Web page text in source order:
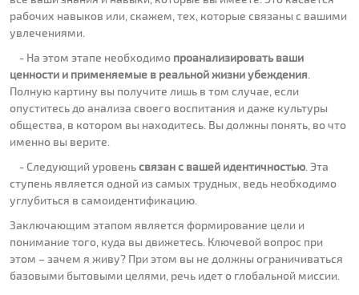
рабочих навыков или, скажем, тех, которые связаны с вашими
увлечениями.
- На этом этапе необходимо проанализировать ваши
ценности и применяемые в реальной жизни убеждения
Полную картину вы получите лишь в том случае, если
опуститесь до анализа своего воспитания и даже культуры
общества, в котором вы находитесь. Вы должны понять, во что
именно вы верите.
- Следующий уровеньсвязан с вашей идентичностью . Эта
ступень является одной из самых трудных, ведь необходимо
углубиться в самоидентификацию.
Заключающим этапом является формирование цели и
понимание того, куда вы движетесь. Ключевой вопрос при
этом – зачем я живу? При этом вы не должны ограничиваться
базовыми бытовыми целями, речь идет о глобальной миссии.